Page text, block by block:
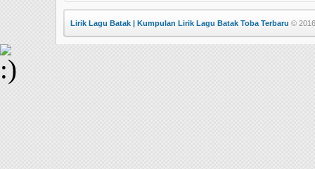
Lirik Lagu Batak | Kumpulan Lirik Lagu Batak Toba Terbaru ©